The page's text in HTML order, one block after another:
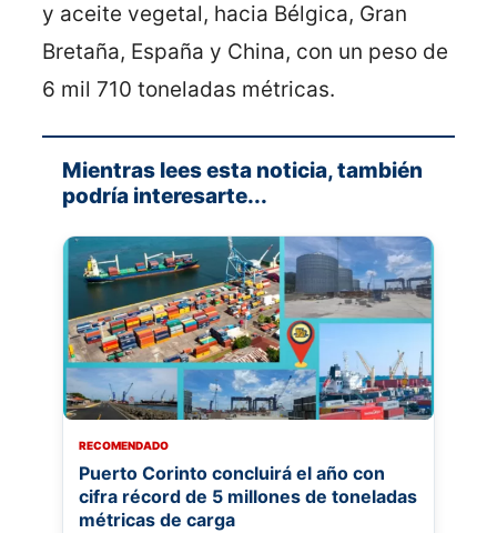
y aceite vegetal, hacia Bélgica, Gran
Bretaña, España y China, con un peso de
6 mil 710 toneladas métricas.
Mientras lees esta noticia, también
podría interesarte...
RECOMENDADO
Puerto Corinto concluirá el año con
cifra récord de 5 millones de toneladas
métricas de carga